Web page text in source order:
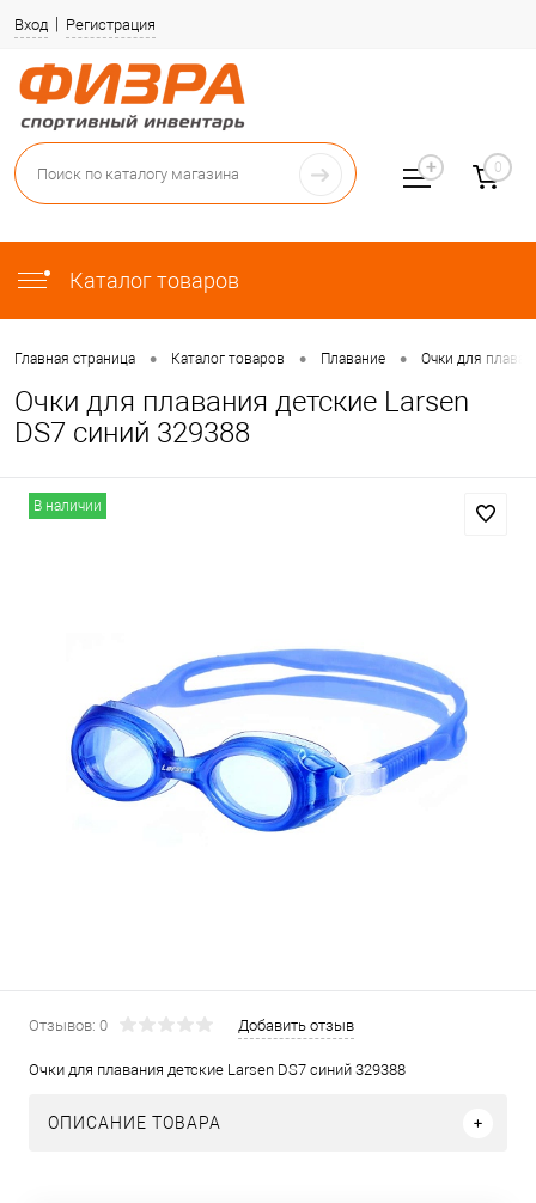
Вход Регистрация
Каталог товаров
0
Главная страница • Каталог товаров • Плавание • Очки для
Очки для плавания детские Larsen
DS7 синий 329388
В наличии
Отзывов: 0 Добавить отзыв
Очки для плавания детские Larsen DS7 синий 329388
ОПИСАНИЕ ТОВАРА